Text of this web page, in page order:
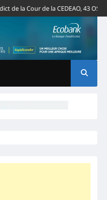
Cour de la CEDEAO, 43 OSC